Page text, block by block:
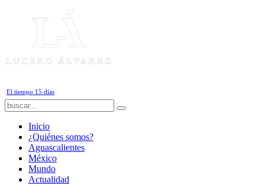
El tiempo 15 días
Inicio
¿Quiénes somos?
Aguascalientes
México
Mundo
Actualidad